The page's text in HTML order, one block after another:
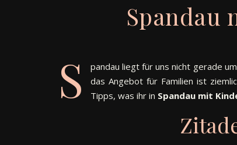
Spandau
S
pandau liegt für uns nicht gerade
das Angebot für Familien ist
Tipps, was ihr in Spandau mit